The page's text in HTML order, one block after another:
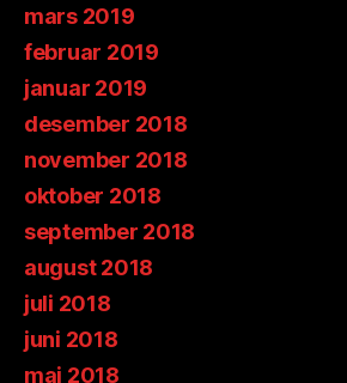
mars 2019
februar 2019
januar 2019
desember 2018
november 2018
oktober 2018
september 2018
august 2018
juli 2018
juni 2018
mai 2018